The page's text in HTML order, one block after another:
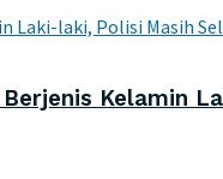
Kelamin